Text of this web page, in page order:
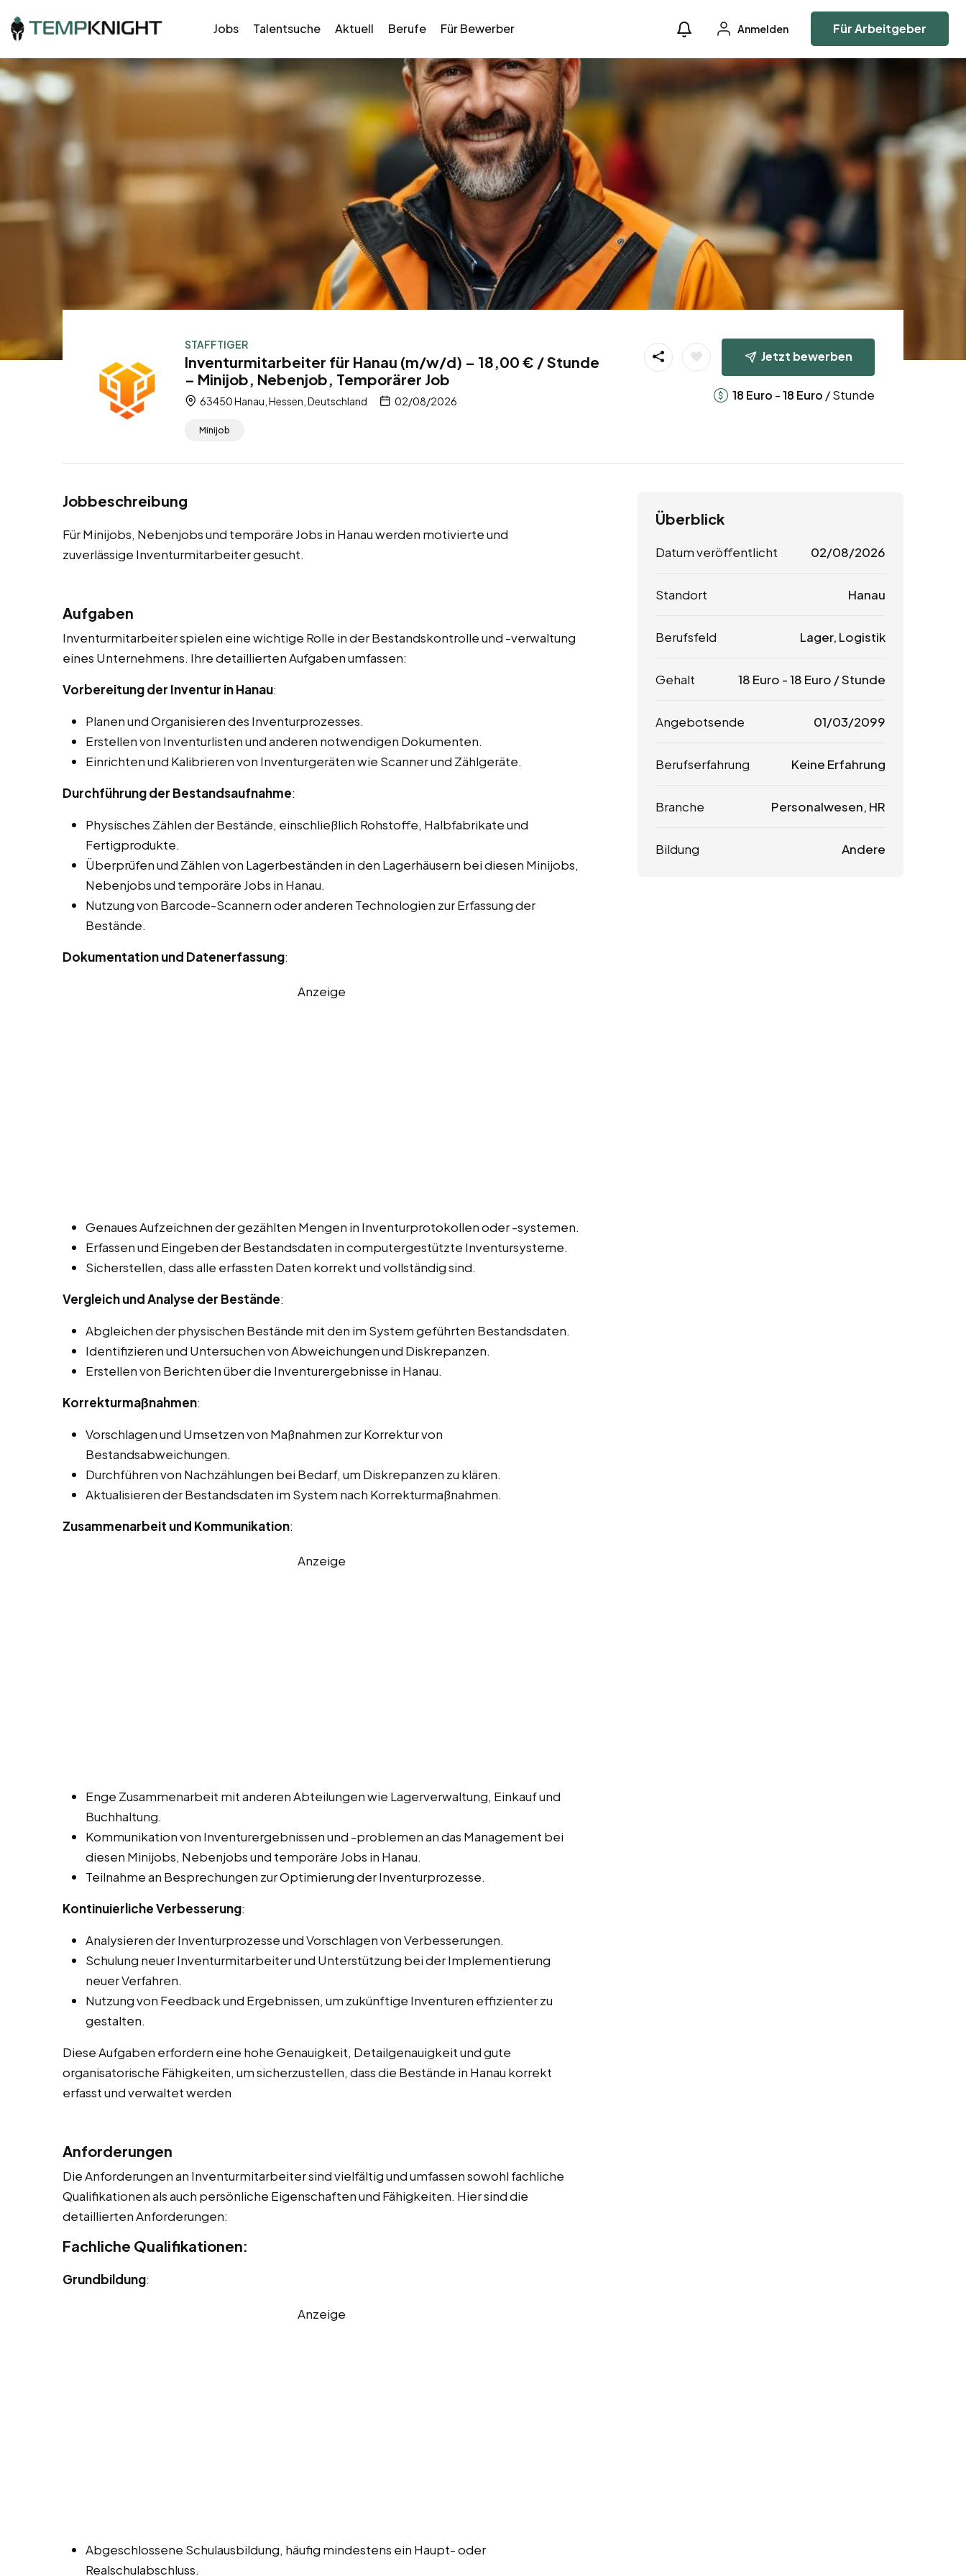
Jobs Talentsuche Aktuell Berufe Für Bewerber Anmelden Für Arbeitgeber
STAFFTIGER
Inventurmitarbeiter für Hanau (m/w/d) – 18,00 € / Stunde
– Minijob, Nebenjob, Temporärer Job
63450 Hanau, Hessen, Deutschland 02/08/2026
Minijob
Jetzt bewerben
18 Euro -18 Euro / Stunde
Jobbeschreibung
Für Minijobs, Nebenjobs und temporäre Jobs in Hanau werden motivierte und
zuverlässige Inventurmitarbeiter gesucht.
Aufgaben
Inventurmitarbeiter spielen eine wichtige Rolle in der Bestandskontrolle und -verwaltung
eines Unternehmens. Ihre detaillierten Aufgaben umfassen:
Vorbereitung der Inventur in Hanau:
Planen und Organisieren des Inventurprozesses.
Erstellen von Inventurlisten und anderen notwendigen Dokumenten.
Einrichten und Kalibrieren von Inventurgeräten wie Scanner und Zählgeräte.
Durchführung der Bestandsaufnahme:
Physisches Zählen der Bestände, einschließlich Rohstoffe, Halbfabrikate und
Fertigprodukte.
Überprüfen und Zählen von Lagerbeständen in den Lagerhäusern bei diesen Minijobs,
Nebenjobs und temporäre Jobs in Hanau.
Nutzung von Barcode-Scannern oder anderen Technologien zur Erfassung der
Bestände.
Dokumentation und Datenerfassung:
Anzeige
Genaues Aufzeichnen der gezählten Mengen in Inventurprotokollen oder -systemen.
Erfassen und Eingeben der Bestandsdaten in computergestützte Inventursysteme.
Sicherstellen, dass alle erfassten Daten korrekt und vollständig sind.
Vergleich und Analyse der Bestände:
Abgleichen der physischen Bestände mit den im System geführten Bestandsdaten.
Identifizieren und Untersuchen von Abweichungen und Diskrepanzen.
Erstellen von Berichten über die Inventurergebnisse in Hanau.
Korrekturmaßnahmen:
Vorschlagen und Umsetzen von Maßnahmen zur Korrektur von
Bestandsabweichungen.
Durchführen von Nachzählungen bei Bedarf, um Diskrepanzen zu klären.
Aktualisieren der Bestandsdaten im System nach Korrekturmaßnahmen.
Zusammenarbeit und Kommunikation:
Anzeige
Enge Zusammenarbeit mit anderen Abteilungen wie Lagerverwaltung, Einkauf und
Buchhaltung.
Kommunikation von Inventurergebnissen und -problemen an das Management bei
diesen Minijobs, Nebenjobs und temporäre Jobs in Hanau.
Teilnahme an Besprechungen zur Optimierung der Inventurprozesse.
Kontinuierliche Verbesserung:
Analysieren der Inventurprozesse und Vorschlagen von Verbesserungen.
Schulung neuer Inventurmitarbeiter und Unterstützung bei der Implementierung
neuer Verfahren.
Nutzung von Feedback und Ergebnissen, um zukünftige Inventuren effizienter zu
gestalten.
Diese Aufgaben erfordern eine hohe Genauigkeit, Detailgenauigkeit und gute
organisatorische Fähigkeiten, um sicherzustellen, dass die Bestände in Hanau korrekt
erfasst und verwaltet werden
Anforderungen
Die Anforderungen an Inventurmitarbeiter sind vielfältig und umfassen sowohl fachliche
Qualifikationen als auch persönliche Eigenschaften und Fähigkeiten. Hier sind die
detaillierten Anforderungen:
Fachliche Qualifikationen:
Grundbildung:
Anzeige
Abgeschlossene Schulausbildung, häufig mindestens ein Haupt- oder
Realschulabschluss.
Überblick
Datum veröffentlicht 02/08/2026
Standort Hanau
Berufsfeld Lager, Logistik
Gehalt 18 Euro -18 Euro / Stunde
Angebotsende 01/03/2099
Berufserfahrung Keine Erfahrung
Branche Personalwesen, HR
Bildung Andere